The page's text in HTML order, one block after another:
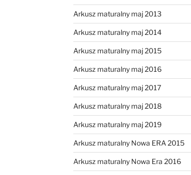
Arkusz maturalny maj 2013
Arkusz maturalny maj 2014
Arkusz maturalny maj 2015
Arkusz maturalny maj 2016
Arkusz maturalny maj 2017
Arkusz maturalny maj 2018
Arkusz maturalny maj 2019
Arkusz maturalny Nowa ERA 2015
Arkusz maturalny Nowa Era 2016